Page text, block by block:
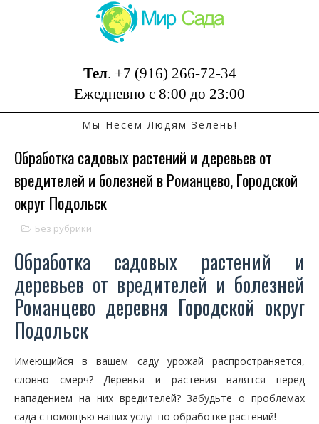
Тел. +7 (916) 266-72-34
Ежедневно с 8:00 до 23:00
Мы Несем Людям Зелень!
Обработка садовых растений и деревьев от
вредителей и болезней в Романцево, Городской
округ Подольск
Без рубрики
Обработка садовых растений и
деревьев от вредителей и болезней
Романцево деревня Городской округ
Подольск
Имеющийся в вашем саду урожай распространяется,
словно смерч? Деревья и растения валятся перед
нападением на них вредителей? Забудьте о проблемах
сада с помощью наших услуг по обработке растений!